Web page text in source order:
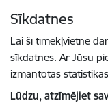
Sīkdatnes
Lai šī tīmekļvietne
sīkdatnes. Ar Jūsu
izmantotas
Lūdzu, atzīmējiet